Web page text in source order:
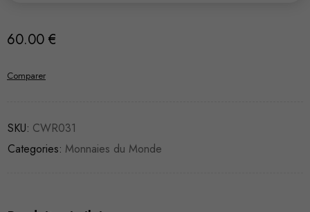
60.00 €
Comparer
SKU: CWR031
Categories: Monnaies du Monde